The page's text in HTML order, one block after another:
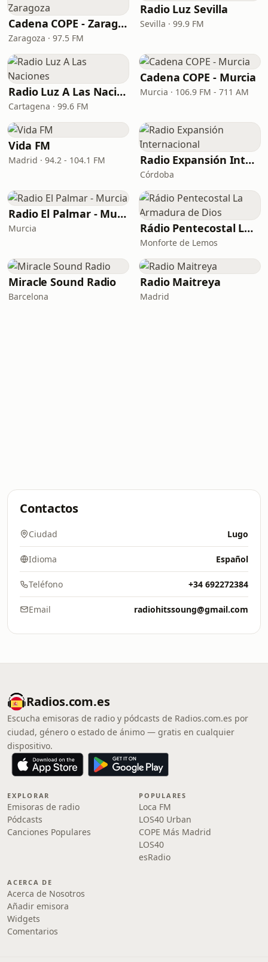
Cadena COPE - Zaragoza
Zaragoza · 97.5 FM
Radio Luz Sevilla
Sevilla · 99.9 FM
Radio Luz A Las Naciones
Cartagena · 99.6 FM
Cadena COPE - Murcia
Murcia · 106.9 FM - 711 AM
Vida FM
Madrid · 94.2 - 104.1 FM Radio Expansión Internacional
Córdoba
Radio El Palmar - Murcia
Murcia Rádio Pentecostal La Armadura de Dios
Monforte de Lemos
Miracle Sound Radio
Barcelona
Radio Maitreya
Madrid
Contactos
Ciudad Lugo
Idioma Español
Teléfono +34 692272384
Email radiohitssoung@gmail.com
Radios.com.es
Escucha emisoras de radio y pódcasts de Radios.com.es por
ciudad, género o estado de ánimo — gratis en cualquier
dispositivo.
EXPLORAR
Emisoras de radio
Pódcasts
Canciones Populares
POPULARES
Loca FM
LOS40 Urban
COPE Más Madrid
LOS40
esRadio
ACERCA DE
Acerca de Nosotros
Añadir emisora
Widgets
Comentarios